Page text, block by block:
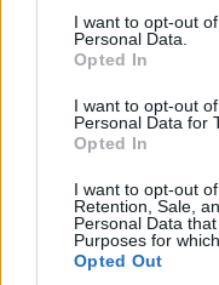
consent section.
I want to opt-out
Personal Data.
Opted In
I want to opt-out
Personal Data for
Opted In
I want to opt-out
Retention, Sale,
Personal Data
Purposes for
Opted Out
Kedvencekhez
Csizmazia István|
Az amerikai
kommunikációs